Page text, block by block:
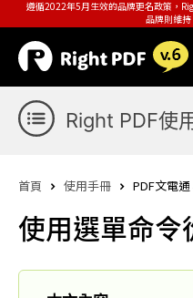
遵循2022年5月生效的品牌更名政策，
品牌則維持
Right PDF使
首頁 使用手冊 PDF文電
使用選單命令